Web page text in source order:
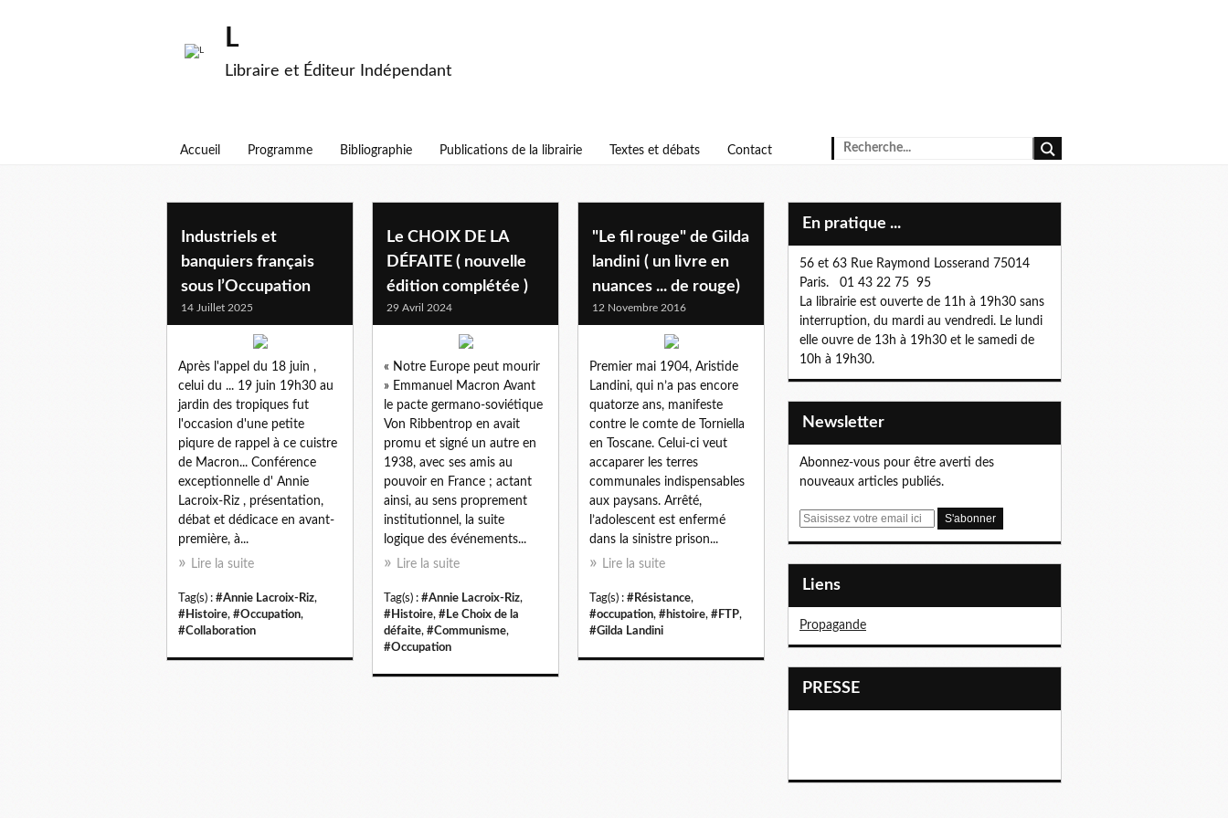
L
Libraire et Éditeur Indépendant
Accueil Programme Bibliographie Publications de la librairie Textes et débats Contact
occupation
Industriels et
banquiers français
sous l’Occupation
14 Juillet 2025
Après l'appel du 18 juin ,
celui du ... 19 juin 19h30 au
jardin des tropiques fut
l'occasion d'une petite
piqure de rappel à ce cuistre
de Macron... Conférence
exceptionnelle d' Annie
Lacroix-Riz , présentation,
débat et dédicace en avant-
première, à...
Lire la suite
Tag(s) : #Annie Lacroix-Riz,
#Histoire, #Occupation,
#Collaboration
Le CHOIX DE LA
DÉFAITE ( nouvelle
édition complétée )
29 Avril 2024
« Notre Europe peut mourir
» Emmanuel Macron Avant
le pacte germano-soviétique
Von Ribbentrop en avait
promu et signé un autre en
1938, avec ses amis au
pouvoir en France ; actant
ainsi, au sens proprement
institutionnel, la suite
logique des événements...
Lire la suite
Tag(s) : #Annie Lacroix-Riz,
#Histoire, #Le Choix de la
défaite, #Communisme,
#Occupation
"Le fil rouge" de Gilda
landini ( un livre en
nuances ... de rouge)
12 Novembre 2016
Premier mai 1904, Aristide
Landini, qui n’a pas encore
quatorze ans, manifeste
contre le comte de Torniella
en Toscane. Celui-ci veut
accaparer les terres
communales indispensables
aux paysans. Arrêté,
l’adolescent est enfermé
dans la sinistre prison...
Lire la suite
Tag(s) : #Résistance,
#occupation, #histoire, #FTP,
#Gilda Landini
En pratique ...
56 et 63 Rue Raymond Losserand 75014
Paris. 01 43 22 75 95
La librairie est ouverte de 11h à 19h30 sans
interruption, du mardi au vendredi. Le lundi
elle ouvre de 13h à 19h30 et le samedi de
10h à 19h30.
Newsletter
Abonnez-vous pour être averti des
nouveaux articles publiés.
E
Liens
Propagande
PRESSE